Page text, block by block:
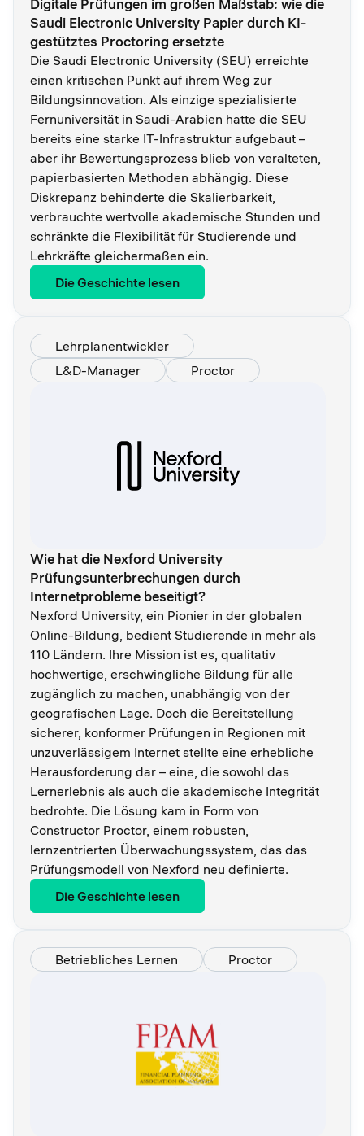
Digitale Prüfungen im großen Maßstab: wie die
Saudi Electronic University Papier durch KI-
gestütztes Proctoring ersetzte
Die Saudi Electronic University (SEU) erreichte
einen kritischen Punkt auf ihrem Weg zur
Bildungsinnovation. Als einzige spezialisierte
Fernuniversität in Saudi-Arabien hatte die SEU
bereits eine starke IT-Infrastruktur aufgebaut –
aber ihr Bewertungsprozess blieb von veralteten,
papierbasierten Methoden abhängig. Diese
Diskrepanz behinderte die Skalierbarkeit,
verbrauchte wertvolle akademische Stunden und
schränkte die Flexibilität für Studierende und
Lehrkräfte gleichermaßen ein.
Die Geschichte lesen
Lehrplanentwickler
L&D-Manager
Proctor
Wie hat die Nexford University
Prüfungsunterbrechungen durch
Internetprobleme beseitigt?
Nexford University, ein Pionier in der globalen
Online-Bildung, bedient Studierende in mehr als
110 Ländern. Ihre Mission ist es, qualitativ
hochwertige, erschwingliche Bildung für alle
zugänglich zu machen, unabhängig von der
geografischen Lage. Doch die Bereitstellung
sicherer, konformer Prüfungen in Regionen mit
unzuverlässigem Internet stellte eine erhebliche
Herausforderung dar – eine, die sowohl das
Lernerlebnis als auch die akademische Integrität
bedrohte. Die Lösung kam in Form von
Constructor Proctor, einem robusten,
lernzentrierten Überwachungssystem, das das
Prüfungsmodell von Nexford neu definierte.
Die Geschichte lesen
Betriebliches Lernen Proctor